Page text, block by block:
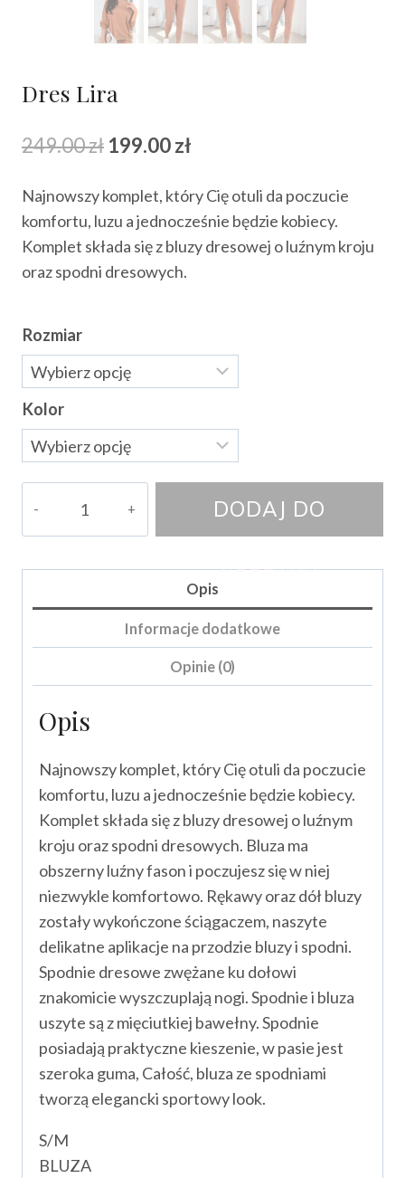
Dres Lira
249.00zł Pierwotna
wynosiła:
249.00 zł.
199.00zł
wynosi:
199.00 zł.
Najnowszy komplet, który Cię otuli da poczucie
komfortu, luzu a jednocześnie będzie kobiecy.
Komplet składa się z bluzy dresowej o luźnym kroju
oraz spodni dresowych.
Rozmiar
Kolor
DODAJ DO
KOSZYKA
Opis
Informacje dodatkowe
Opinie (0)
Opis
Najnowszy komplet, który Cię otuli da poczucie
komfortu, luzu a jednocześnie będzie kobiecy.
Komplet składa się z bluzy dresowej o luźnym
kroju oraz spodni dresowych. Bluza ma
obszerny luźny fason i poczujesz się w niej
niezwykle komfortowo. Rękawy oraz dół bluzy
zostały wykończone ściągaczem, naszyte
delikatne aplikacje na przodzie bluzy i spodni.
Spodnie dresowe zwężane ku dołowi
znakomicie wyszczuplają nogi. Spodnie i bluza
uszyte są z mięciutkiej bawełny. Spodnie
posiadają praktyczne kieszenie, w pasie jest
szeroka guma, Całość, bluza ze spodniami
tworzą elegancki sportowy look.
S/M
BLUZA